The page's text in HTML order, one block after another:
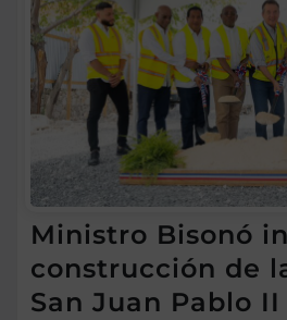
Ministro Bisonó
construcción de
San Juan Pablo